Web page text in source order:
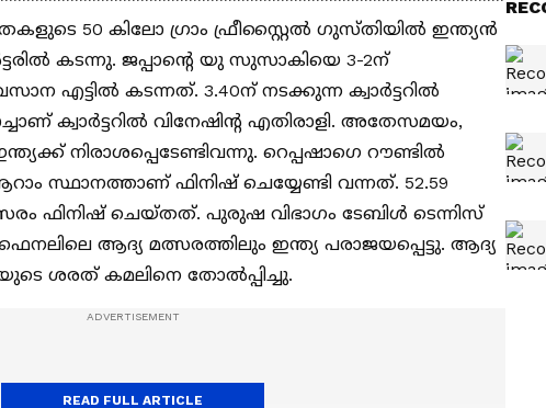
50 കിലോ ഗ്രാം ഫ്രീസ്റ്റൈല്‍ ഗുസ്തിയില്‍ ഇന്ത്യന്‍
കടന്നു. ജപ്പാന്റെ യു സുസാകിയെ 3-2ന്
എട്ടില്‍ കടന്നത്. 3.40ന് നടക്കുന്ന ക്വാര്‍ട്ടറില്‍
ക്വാര്‍ട്ടറില്‍ വിനേഷിന്റ എതിരാളി. അതേസമയം,
നിരാശപ്പെടേണ്ടിവന്നു. റെപ്പഷാഗെ റൗണ്ടില്‍
സ്ഥാനത്താണ് ഫിനിഷ് ചെയ്യേണ്ടി വന്നത്. 52.59
ഫിനിഷ് ചെയ്തത്. പുരുഷ വിഭാഗം ടേബിള്‍ ടെന്നിസ്
ഫൈനലിലെ ആദ്യ മത്സരത്തിലും ഇന്ത്യ പരാജയപ്പെട്ടു. ആദ്യ
ശരത് കമലിനെ തോല്‍പ്പിച്ചു.
READ FULL ARTICLE